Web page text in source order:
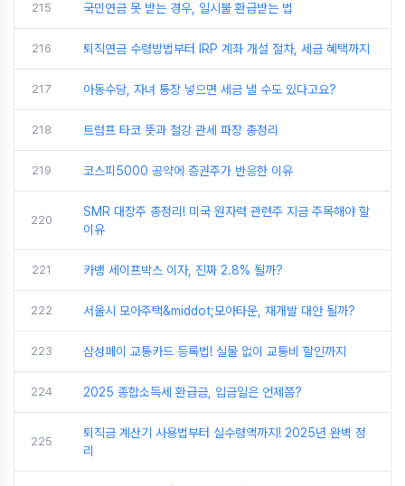
215 국민연금 못 받는 경우, 일시불 환급받는 법
216 퇴직연금 수령방법부터 IRP 계좌 개설 절차, 세금 혜택까지
217 아동수당, 자녀 통장 넣으면 세금 낼 수도 있다고요?
218 트럼프 타코 뜻과 철강 관세 파장 총정리
219 코스피5000 공약에 증권주가 반응한 이유
220
SMR 대장주 총정리! 미국 원자력 관련주 지금 주목해야 할
이유
221 카뱅 세이프박스 이자, 진짜 2.8% 될까?
222 서울시 모아주택&middot;모아타운, 재개발 대안 될까?
223 삼성페이 교통카드 등록법! 실물 없이 교통비 할인까지
224 2025 종합소득세 환급금, 입금일은 언제쯤?
225
퇴직금 계산기 사용법부터 실수령액까지! 2025년 완벽 정
리